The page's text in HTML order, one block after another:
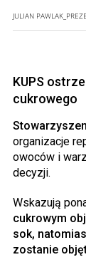
JULIAN
KUPS
cukrowego
organizacje
owoców i
decyzji.
Wskazują
cukrowym
sok,
zostanie